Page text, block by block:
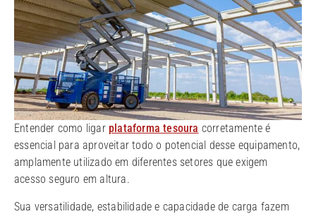
Entender como ligar plataforma tesoura corretamente é
essencial para aproveitar todo o potencial desse equipamento,
amplamente utilizado em diferentes setores que exigem
acesso seguro em altura.
Sua versatilidade, estabilidade e capacidade de carga fazem